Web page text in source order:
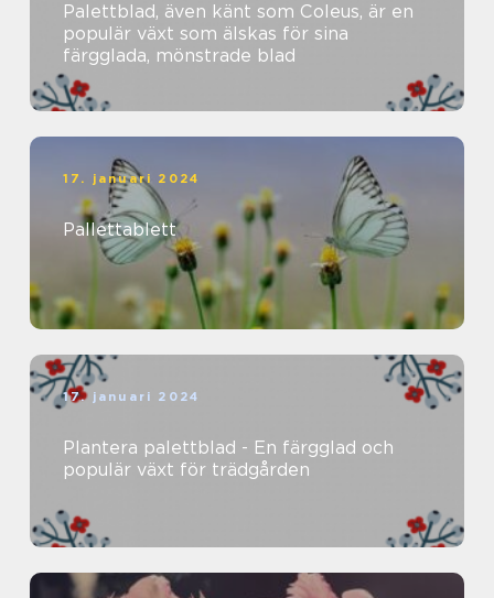
Palettblad, även känt som Coleus, är en
populär växt som älskas för sina
färgglada, mönstrade blad
17. januari 2024
Pallettablett
17. januari 2024
Plantera palettblad - En färgglad och
populär växt för trädgården